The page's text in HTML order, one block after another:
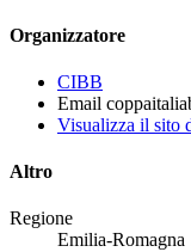
Organizzatore
CIBB
Email
Visualizza il sito
Altro
Regione
Emilia-Romagna